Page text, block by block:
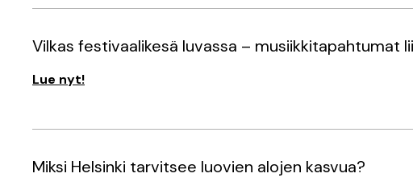
Vilkas festivaalikesä luvassa –
Lue nyt!
Miksi Helsinki tarvitsee luovien alojen kasvua?